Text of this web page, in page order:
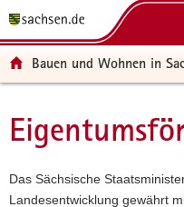
t
ü
e
r
t
n
v
i
p
n
a
l
t
e
n
f
t
-
e
r
Bauen und Wohnen in
Hauptinhalt
Das Sächsische
Landesentwicklung gewährt